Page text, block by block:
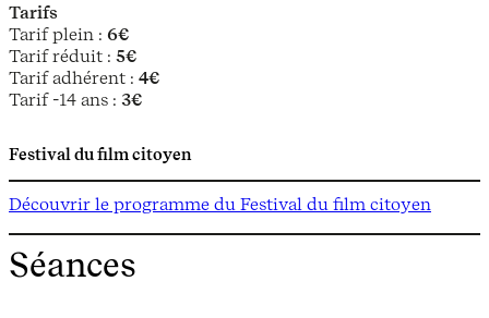
Tarifs
Tarif plein : 6€
Tarif réduit : 5€
Tarif adhérent : 4€
Tarif -14 ans : 3€
Festival du film citoyen
Découvrir le programme du Festival du film citoyen
Séances